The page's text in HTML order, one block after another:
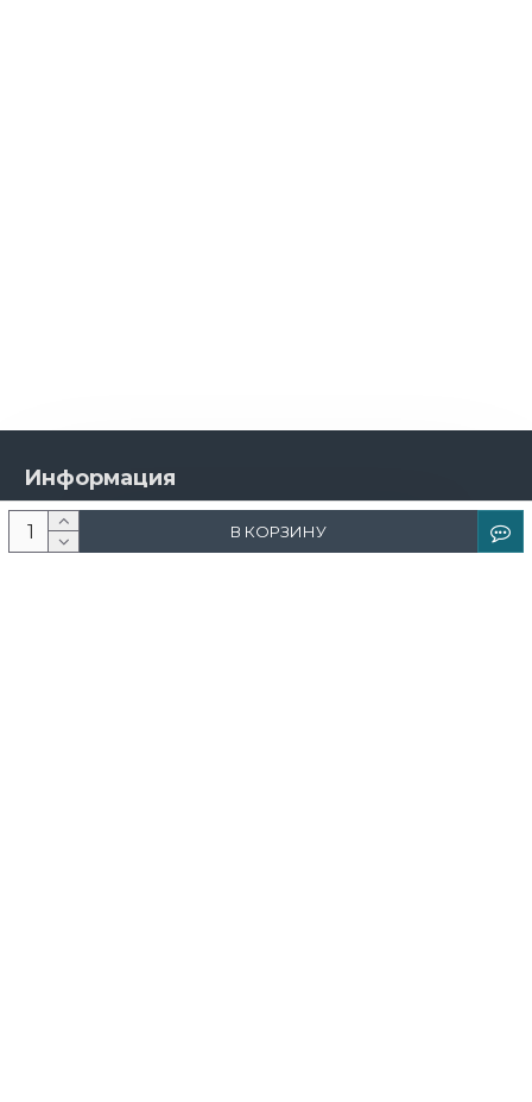
В КОРЗИНУ
Информация
О компании
Новости и акции